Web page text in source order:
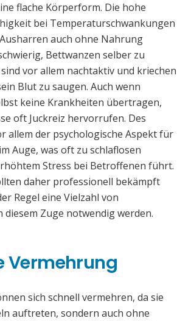
flache Körperform. Die hohe
bei Temperaturschwankungen
auch ohne Nahrung
Bettwanzen selber zu
vor allem nachtaktiv und kriechen
Blut zu saugen. Auch wenn
keine Krankheiten übertragen,
oft Juckreiz hervorrufen. Des
allem der psychologische Aspekt für
Auge, was oft zu schlaflosen
Stress bei Betroffenen führt.
daher professionell bekämpft
Regel eine Vielzahl von
diesem Zuge notwendig werden.
Vermehrung
sich schnell vermehren, da sie
auftreten, sondern auch ohne